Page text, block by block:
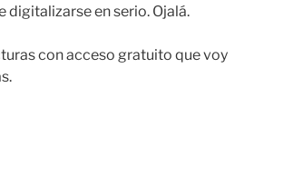
digitalizarse en serio. Ojalá.
con acceso gratuito que voy